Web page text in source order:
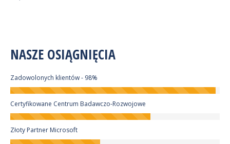
NASZE OSIĄGNIĘCIA
Zadowolonych klientów - 98%
Certyfikowane Centrum Badawczo-Rozwojowe
Złoty Partner Microsoft